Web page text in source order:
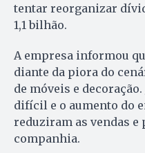
tentar reorganizar
1,1 bilhão.
A empresa informou
diante da piora do
de móveis e
difícil e o aumento do
reduziram as vendas
companhia.